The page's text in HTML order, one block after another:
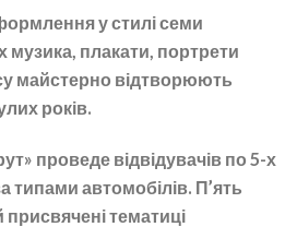
у стилі семи
музика, плакати, портрети
майстерно відтворюють
років.
проведе відвідувачів по 5-х
типами автомобілів. П’ять
присвячені тематиці